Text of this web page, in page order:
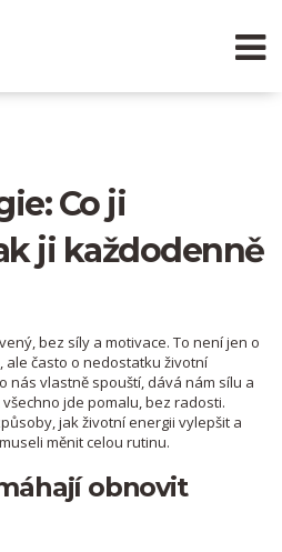
Co ji
ji každodenně
bez síly a motivace. To není jen o
často o nedostatku životní
nás vlastně spouští, dává nám sílu a
jde pomalu, bez radosti.
jak životní energii vylepšit a
měnit celou rutinu.
obnovit